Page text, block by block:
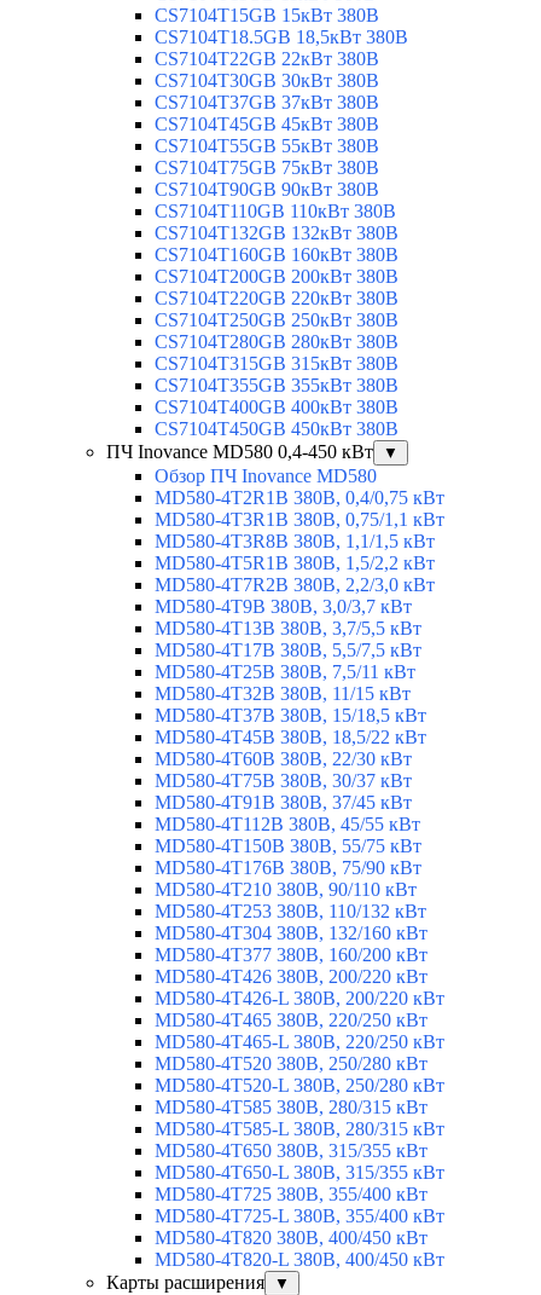
CS7104T15GB 15кВт 380В
CS7104T18.5GB 18,5кВт 380В
CS7104T22GB 22кВт 380В
CS7104T30GB 30кВт 380В
CS7104T37GB 37кВт 380В
CS7104T45GB 45кВт 380В
CS7104T55GB 55кВт 380В
CS7104T75GB 75кВт 380В
CS7104T90GB 90кВт 380В
CS7104T110GB 110кВт 380В
CS7104T132GB 132кВт 380В
CS7104T160GB 160кВт 380В
CS7104T200GB 200кВт 380В
CS7104T220GB 220кВт 380В
CS7104T250GB 250кВт 380В
CS7104T280GB 280кВт 380В
CS7104T315GB 315кВт 380В
CS7104T355GB 355кВт 380В
CS7104T400GB 400кВт 380В
CS7104T450GB 450кВт 380В
ПЧ Inovance MD580 0,4-450 кВт
▼
Обзор ПЧ Inovance MD580
MD580-4T2R1B 380В, 0,4/0,75 кВт
MD580-4T3R1B 380В, 0,75/1,1 кВт
MD580-4T3R8B 380В, 1,1/1,5 кВт
MD580-4T5R1B 380В, 1,5/2,2 кВт
MD580-4T7R2B 380В, 2,2/3,0 кВт
MD580-4T9B 380В, 3,0/3,7 кВт
MD580-4T13B 380В, 3,7/5,5 кВт
MD580-4T17B 380В, 5,5/7,5 кВт
MD580-4T25B 380В, 7,5/11 кВт
MD580-4T32B 380В, 11/15 кВт
MD580-4T37B 380В, 15/18,5 кВт
MD580-4T45B 380В, 18,5/22 кВт
MD580-4T60B 380В, 22/30 кВт
MD580-4T75B 380В, 30/37 кВт
MD580-4T91B 380В, 37/45 кВт
MD580-4T112B 380В, 45/55 кВт
MD580-4T150B 380В, 55/75 кВт
MD580-4T176B 380В, 75/90 кВт
MD580-4T210 380В, 90/110 кВт
MD580-4T253 380В, 110/132 кВт
MD580-4T304 380В, 132/160 кВт
MD580-4T377 380В, 160/200 кВт
MD580-4T426 380В, 200/220 кВт
MD580-4T426-L 380В, 200/220 кВт
MD580-4T465 380В, 220/250 кВт
MD580-4T465-L 380В, 220/250 кВт
MD580-4T520 380В, 250/280 кВт
MD580-4T520-L 380В, 250/280 кВт
MD580-4T585 380В, 280/315 кВт
MD580-4T585-L 380В, 280/315 кВт
MD580-4T650 380В, 315/355 кВт
MD580-4T650-L 380В, 315/355 кВт
MD580-4T725 380В, 355/400 кВт
MD580-4T725-L 380В, 355/400 кВт
MD580-4T820 380В, 400/450 кВт
MD580-4T820-L 380В, 400/450 кВт
Карты расширения
▼